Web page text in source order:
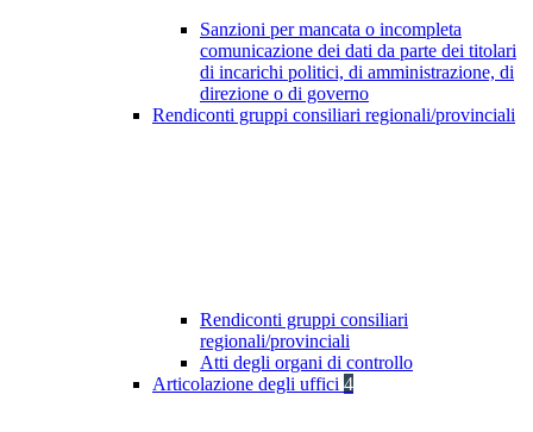
Sanzioni per mancata o incompleta
comunicazione dei dati da parte dei titolari
di incarichi politici, di amministrazione, di
direzione o di governo
Rendiconti gruppi consiliari regionali/provinciali
Rendiconti gruppi consiliari
regionali/provinciali
Atti degli organi di controllo
Articolazione degli uffici 4